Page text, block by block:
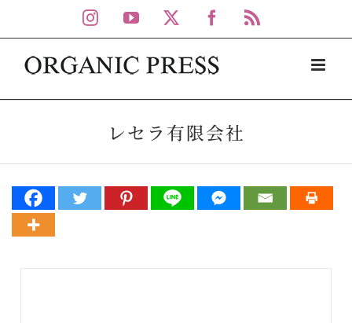
to
content
Instagram
YouTube Facebook
レセラ有限会社